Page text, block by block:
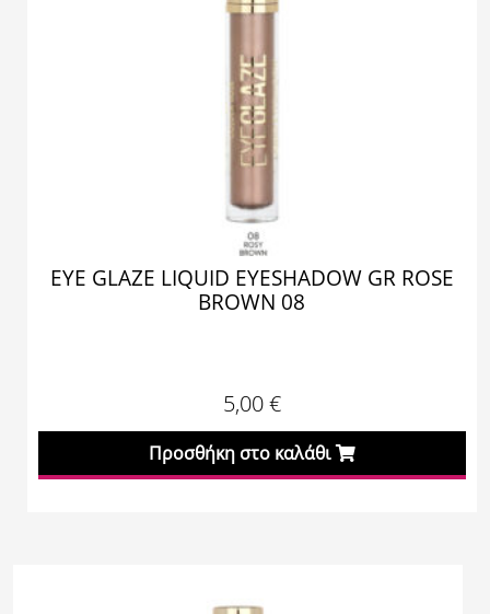
EYE GLAZE LIQUID EYESHADOW GR ROSE
BROWN 08
5,00€
Προσθήκη στο καλάθι